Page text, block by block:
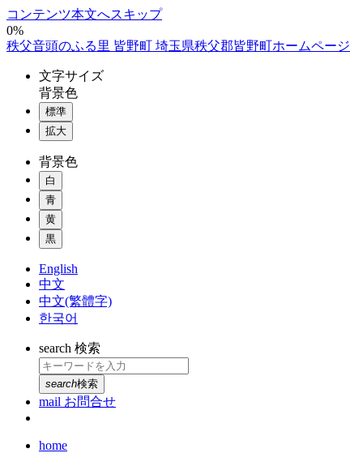
コンテンツ本文へスキップ
0%
秩父音頭のふる里 皆野町 埼玉県秩父郡皆野町ホームページ
文字サイズ
背景色
標準
拡大
背景色
白
青
黄
黒
English
中文
中文(繁體字)
한국어
search 検索
search検索
mail お問合せ
home